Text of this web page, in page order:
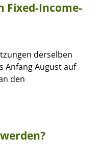
Fixed-Income-
derselben
Anfang August auf
den